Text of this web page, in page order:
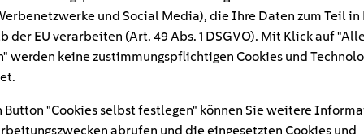
den eigenen vier Wänden anstrengender
weniger Stolperfallen: ein barrierefreier
Maßnahmen, Rahmenbedingungen und
selbstständig zu wohnen.
und Social Media), die Ihre Daten zum Teil in
der EU verarbeiten (Art. 49 Abs. 1 DSGVO). Mit Klick auf
werden keine zustimmungspflichtigen Cookies und
Button "Cookies selbst festlegen" können Sie weitere
abrufen und die eingesetzten Cookies und